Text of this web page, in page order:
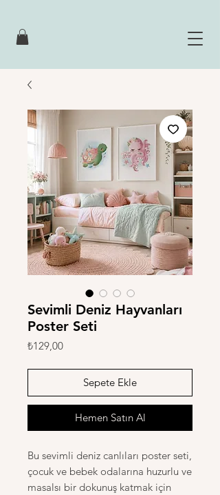
Sevimli Deniz Hayvanları
Poster Seti
₺129,00Fiyat
Sepete Ekle
Hemen Satın Al
Bu sevimli deniz canlıları poster seti,
çocuk ve bebek odalarına huzurlu ve
masalsı bir dokunuş katmak için